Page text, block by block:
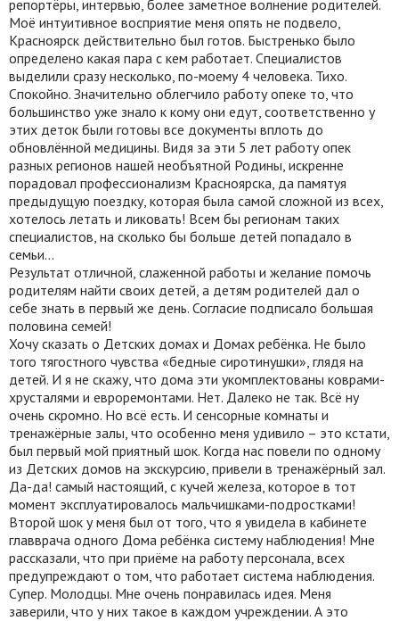
репортёры, интервью, более заметное волнение родителей.
Моё интуитивное восприятие меня опять не подвело,
Красноярск действительно был готов. Быстренько было
определено какая пара с кем работает. Специалистов
выделили сразу несколько, по-моему 4 человека. Тихо.
Спокойно. Значительно облегчило работу опеке то, что
большинство уже знало к кому они едут, соответственно у
этих деток были готовы все документы вплоть до
обновлённой медицины. Видя за эти 5 лет работу опек
разных регионов нашей необъятной Родины, искренне
порадовал профессионализм Красноярска, да памятуя
предыдущую поездку, которая была самой сложной из всех,
хотелось летать и ликовать! Всем бы регионам таких
специалистов, на сколько бы больше детей попадало в
семьи…
Результат отличной, слаженной работы и желание помочь
родителям найти своих детей, а детям родителей дал о
себе знать в первый же день. Согласие подписало большая
половина семей!
Хочу сказать о Детских домах и Домах ребёнка. Не было
того тягостного чувства «бедные сиротинушки», глядя на
детей. И я не скажу, что дома эти укомплектованы коврами-
хрусталями и евроремонтами. Нет. Далеко не так. Всё ну
очень скромно. Но всё есть. И сенсорные комнаты и
тренажёрные залы, что особенно меня удивило – это кстати,
был первый мой приятный шок. Когда нас повели по одному
из Детских домов на экскурсию, привели в тренажёрный зал.
Да-да! самый настоящий, с кучей железа, которое в тот
момент эксплуатировалось мальчишками-подростками!
Второй шок у меня был от того, что я увидела в кабинете
главврача одного Дома ребёнка систему наблюдения! Мне
рассказали, что при приёме на работу персонала, всех
предупреждают о том, что работает система наблюдения.
Супер. Молодцы. Мне очень понравилась идея. Меня
заверили, что у них такое в каждом учреждении. А это